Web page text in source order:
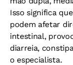
Isso significa
podem afetar
intestinal,
diarreia,
o especialista.